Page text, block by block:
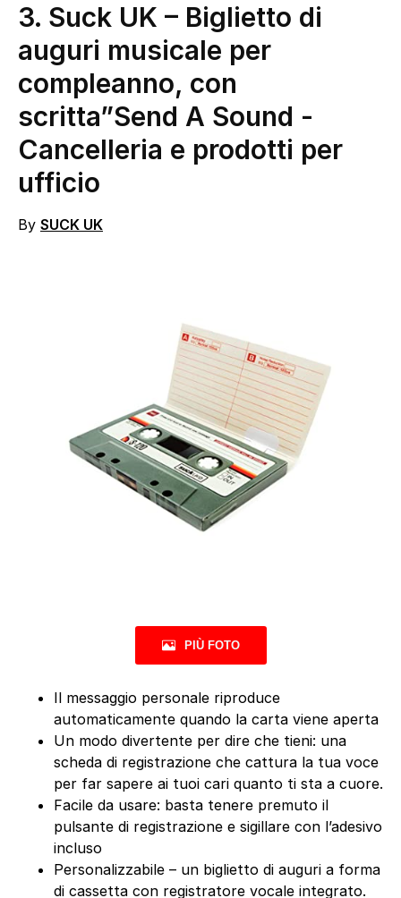
3. Suck UK – Biglietto di
auguri musicale per
compleanno, con
scritta”Send A Sound -
Cancelleria e prodotti per
ufficio
By SUCK UK
PIÙ FOTO
Il messaggio personale riproduce
automaticamente quando la carta viene aperta
Un modo divertente per dire che tieni: una
scheda di registrazione che cattura la tua voce
per far sapere ai tuoi cari quanto ti sta a cuore.
Facile da usare: basta tenere premuto il
pulsante di registrazione e sigillare con l’adesivo
incluso
Personalizzabile – un biglietto di auguri a forma
di cassetta con registratore vocale integrato.